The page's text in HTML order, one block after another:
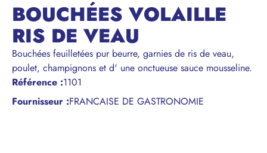
BOUCHÉES VOLAILLE
RIS DE VEAU
Bouchées feuilletées pur beurre, garnies de ris de veau,
poulet, champignons et d' une onctueuse sauce mousseline.
Référence :1101
Fournisseur :FRANCAISE DE GASTRONOMIE